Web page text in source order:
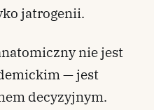
jatrogenii.
nie jest
— jest
decyzyjnym.